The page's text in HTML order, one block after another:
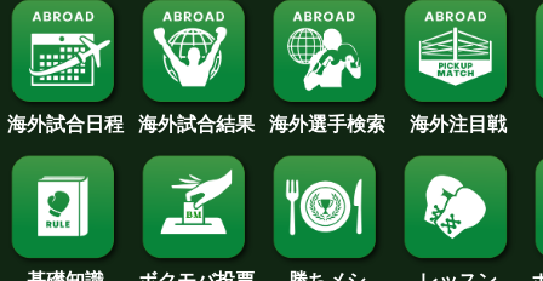
海外試合日程 海外試合結果 海外選手検索 海外注目戦